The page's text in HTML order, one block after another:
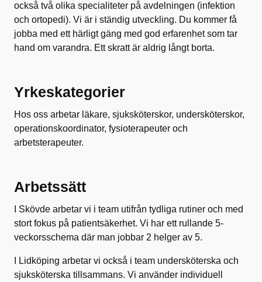
också två olika specialiteter på avdelningen (infektion
och ortopedi). Vi är i ständig utveckling. Du kommer få
jobba med ett härligt gäng med god erfarenhet som tar
hand om varandra. Ett skratt är aldrig långt borta.
Yrkeskategorier
Hos oss arbetar läkare, sjuksköterskor, undersköterskor,
operationskoordinator, fysioterapeuter och
arbetsterapeuter.
Arbetssätt
I Skövde arbetar vi i team utifrån tydliga rutiner och med
stort fokus på patientsäkerhet. Vi har ett rullande 5-
veckorsschema där man jobbar 2 helger av 5.
I Lidköping arbetar vi också i team undersköterska och
sjuksköterska tillsammans. Vi använder individuell